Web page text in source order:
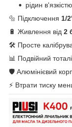
рідин в'язкістю
🔩 Підключення 1/
🔋 Живлення від 2
🛠 Просте
📊 Подвійний
🛡 Алюмінієвий
⚡ Втрати тиску